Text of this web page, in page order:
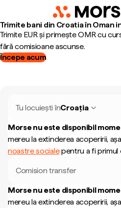
Trimite bani din Croatia în Oman
Trimite EUR și primește OMR cu
fără comisioane ascunse.
Începe acum
Tu locuiești înCroația
Morse nu este disponibil
mereu la extinderea acoperirii,
noastre socialepentru a fi primul
Comision transfer
Morse nu este disponibil
mereu la extinderea acoperirii,